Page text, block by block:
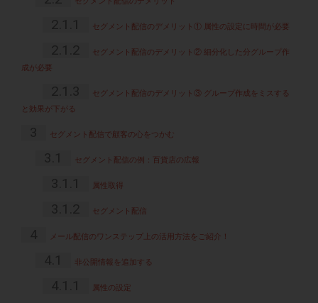
セグメント配信のデメリット① 属性の設定に時間が必要
セグメント配信のデメリット② 細分化した分グループ作
成が必要
セグメント配信のデメリット③ グループ作成をミスする
と効果が下がる
セグメント配信で顧客の心をつかむ
セグメント配信の例：百貨店の広報
属性取得
セグメント配信
メール配信のワンステップ上の活用方法をご紹介！
非公開情報を追加する
属性の設定